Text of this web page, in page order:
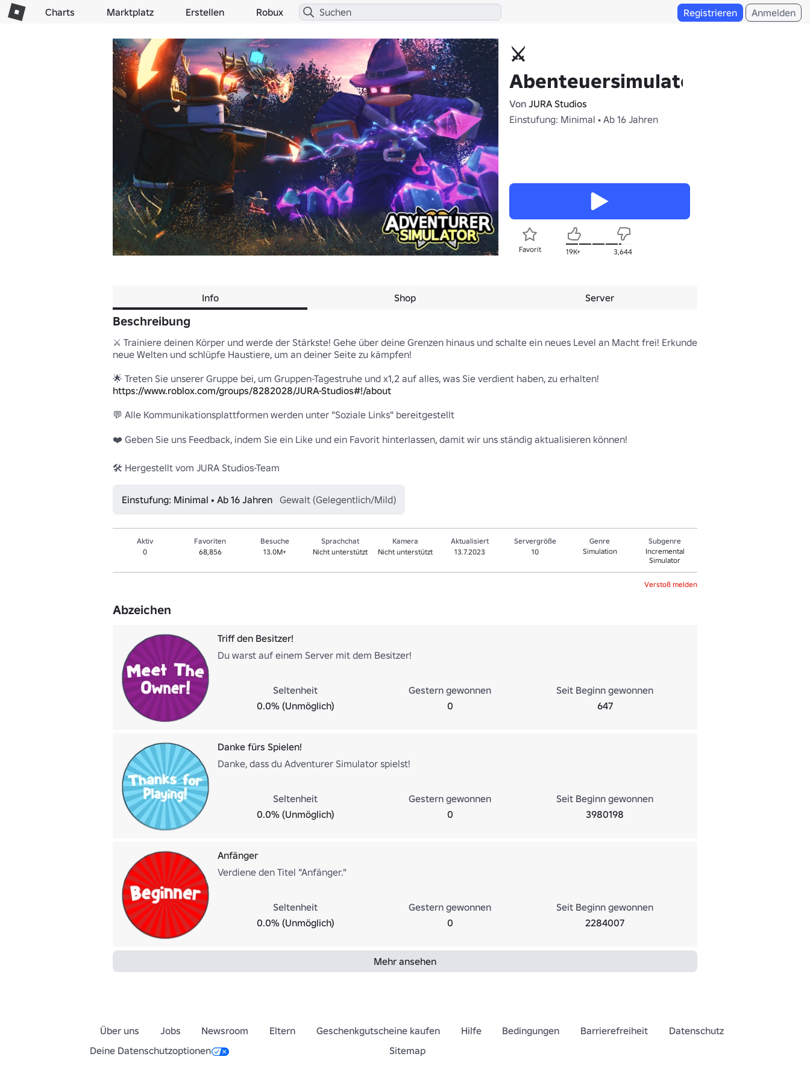
Charts Marktplatz Erstellen Robux Registrieren Anmelden
⚔️
Abenteuersimulator
Von JURA Studios
Einstufung: Minimal • Ab 16 Jahren
Favorit 19K+ 3,644
Info Shop Server
Beschreibung
⚔️ Trainiere deinen Körper und werde der Stärkste! Gehe über deine Grenzen hinaus und schalte ein neues Level an Macht frei! Erkunde
neue Welten und schlüpfe Haustiere, um an deiner Seite zu kämpfen!
https://www.roblox.com/groups/8282028/JURA-Studios#!/about
💬 Alle Kommunikationsplattformen werden unter "Soziale Links" bereitgestellt
❤️ Geben Sie uns Feedback, indem Sie ein Like und ein Favorit hinterlassen, damit wir uns ständig aktualisieren können!
🛠️ Hergestellt vom JURA Studios-Team
Einstufung: Minimal • Ab 16 Jahren Gewalt (Gelegentlich/Mild)
Aktiv
0
Favoriten
68,856
Besuche
13.0M+
Sprachchat
Nicht unterstützt
Kamera
Nicht unterstützt
Aktualisiert
13.7.2023
Servergröße
10
Genre
Simulation
Sub­gen­re
Incremental
Simulator
Verstoß melden
Abzeichen
Triff den Besitzer!
Du warst auf einem Server mit dem Besitzer!
Seltenheit
0.0% (Unmöglich)
Gestern gewonnen
0
Seit Beginn gewonnen
647
Danke fürs Spielen!
Danke, dass du Adventurer Simulator spielst!
Seltenheit
0.0% (Unmöglich)
Gestern gewonnen
0
Seit Beginn gewonnen
3980198
Anfänger
Verdiene den Titel "Anfänger."
Seltenheit
0.0% (Unmöglich)
Gestern gewonnen
0
Seit Beginn gewonnen
2284007
Mehr ansehen
Über uns Jobs Newsroom Eltern Geschenkgutscheine kaufen Hilfe Bedingungen Barrierefreiheit
Datenschutz
Deine Datenschutzoptionen
Sitemap